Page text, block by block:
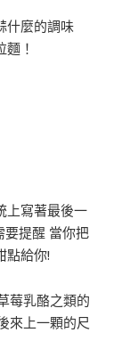
什麼的調味
！
上寫著最後一
提醒 當你把
點給你!
莓乳酪之類的
來上一顆的尺